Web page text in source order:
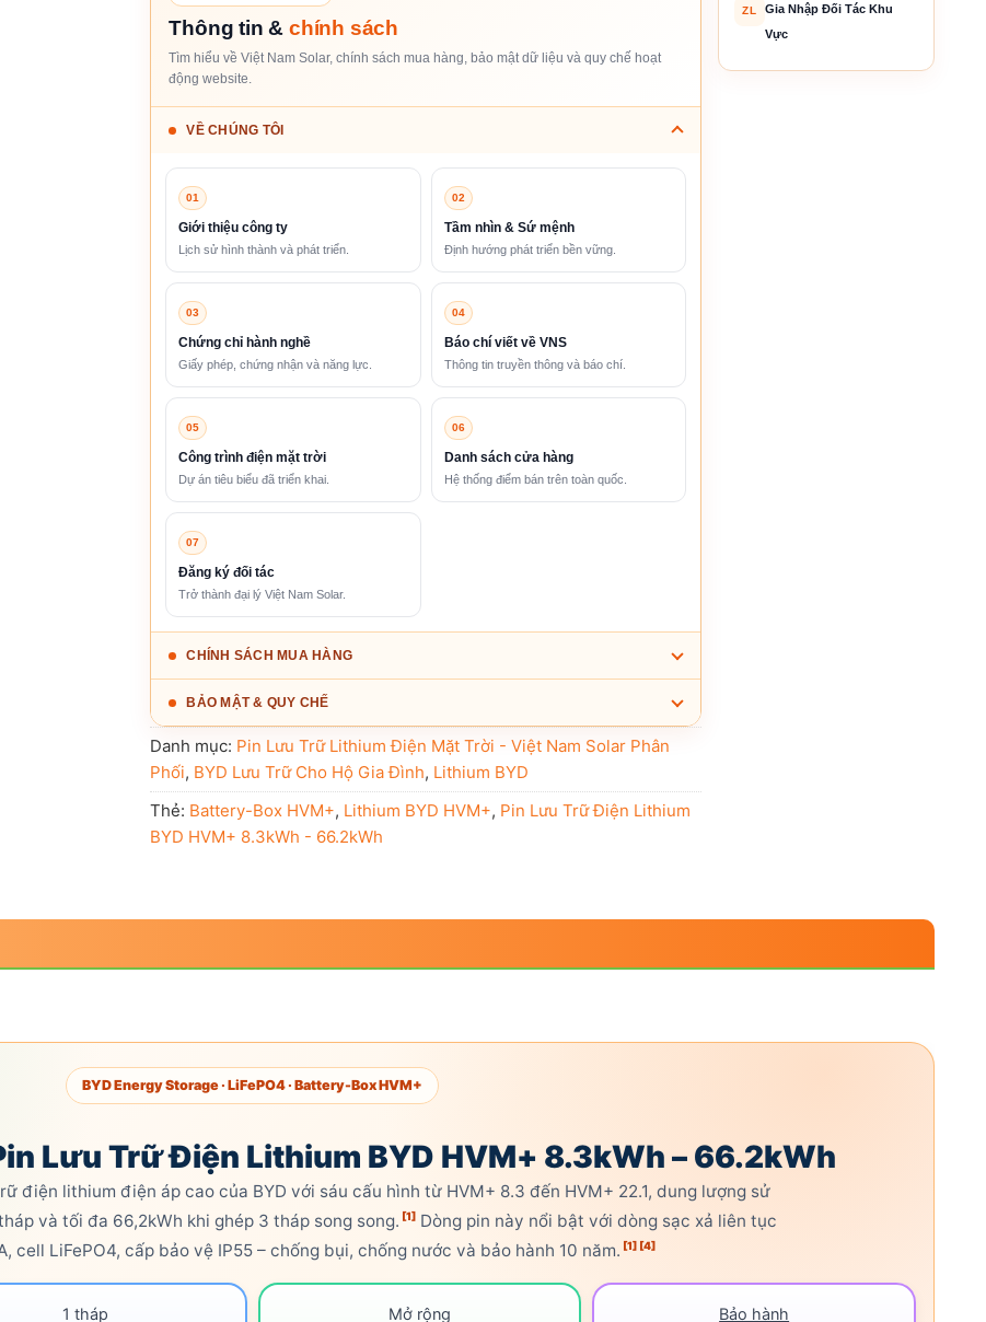
Thông tin & chính sách
Tìm hiểu về Việt Nam Solar, chính sách mua hàng, bảo mật dữ liệu và quy chế hoạt
động website.
VỀ CHÚNG TÔI
01
Giới thiệu công ty
Lịch sử hình thành và phát triển.
02
Tầm nhìn & Sứ mệnh
Định hướng phát triển bền vững.
03
Chứng chỉ hành nghề
Giấy phép, chứng nhận và năng lực.
04
Báo chí viết về VNS
Thông tin truyền thông và báo chí.
05
Công trình điện mặt trời
Dự án tiêu biểu đã triển khai.
06
Danh sách cửa hàng
Hệ thống điểm bán trên toàn quốc.
07
Đăng ký đối tác
Trở thành đại lý Việt Nam Solar.
CHÍNH SÁCH MUA HÀNG
BẢO MẬT & QUY CHẾ
Danh mục: Pin Lưu Trữ Lithium Điện Mặt Trời - Việt Nam Solar Phân
Phối, BYD Lưu Trữ Cho Hộ Gia Đình, Lithium BYD
Thẻ: Battery-Box HVM+, Lithium BYD HVM+, Pin Lưu Trữ Điện Lithium
BYD HVM+ 8.3kWh - 66.2kWh
ZL
Gia Nhập Đối Tác Khu
Vực
BYD Energy Storage · LiFePO4· Battery-Box HVM+
Lưu Trữ Điện Lithium BYD HVM+ 8.3kWh – 66.2kWh
điện lithium điện áp cao của BYD với sáu cấu hình từ HVM+ 8.3 đến HVM+ 22.1, dung lượng sử
và tối đa 66,2kWh khi ghép 3 tháp song song. [1] Dòng pin này nổi bật với dòng sạc xả liên tục
cell LiFePO4, cấp bảo vệ IP55– chống bụi, chống nước và bảo hành 10 năm. [1] [4]
1 tháp Mở rộng Bảo hành